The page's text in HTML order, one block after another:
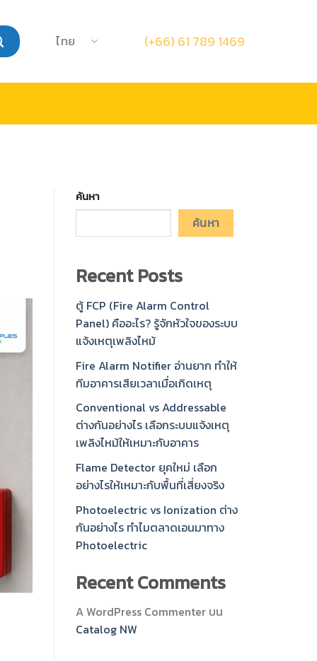
ไทย (+66) 61 789 1469
ค้นหา
ค้นหา
Recent Posts
ตู้ FCP (Fire Alarm Control
Panel) คืออะไร? รู้จักหัวใจของระบบ
แจ้งเหตุเพลิงไหม้
Fire Alarm Notifier อ่านยาก ทำให้
ทีมอาคารเสียเวลาเมื่อเกิดเหตุ
Conventional vs Addressable
ต่างกันอย่างไร เลือกระบบแจ้งเหตุ
เพลิงไหม้ให้เหมาะกับอาคาร
Flame Detector ยุคใหม่ เลือก
อย่างไรให้เหมาะกับพื้นที่เสี่ยงจริง
Photoelectric vs Ionization ต่าง
กันอย่างไร ทำไมตลาดเอนมาทาง
Photoelectric
Recent Comments
A WordPress Commenter บน
Catalog NW